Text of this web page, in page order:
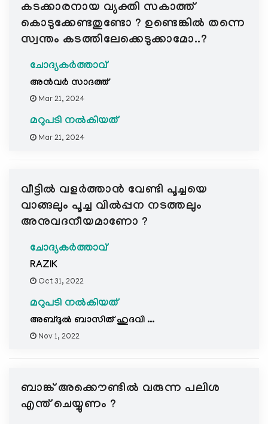
കടക്കാരനായ വ്യക്തി സകാത്ത്
കൊടുക്കേണ്ടതുണ്ടോ ? ഉണ്ടെങ്കിൽ തന്നെ
സ്വന്തം കടത്തിലേക്കെടുക്കാമോ..?
ചോദ്യകർത്താവ്
അൻവർ സാദത്ത്
Mar 21, 2024
മറുപടി നൽകിയത്
Mar 21, 2024
വീട്ടിൽ വളർത്താൻ വേണ്ടി പൂച്ചയെ
വാങ്ങലും പൂച്ച വിൽപ്പന നടത്തലും
അനുവദനീയമാണോ ?
ചോദ്യകർത്താവ്
RAZIK
Oct 31, 2022
മറുപടി നൽകിയത്
അബ്ദുൽ ബാസിത് ഹുദവി ...
Nov 1, 2022
ബാങ്ക് അക്കൌണ്ടിൽ വരുന്ന പലിശ
എന്ത് ചെയ്യുണം ?